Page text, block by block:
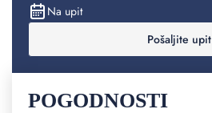
Na upit
Pošaljite upit
POGODNOSTI